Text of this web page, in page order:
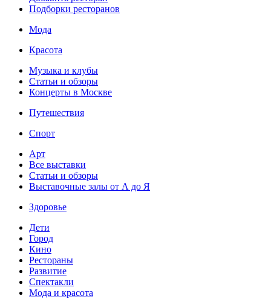
Подборки ресторанов
Мода
Красота
Музыка и клубы
Статьи и обзоры
Концерты в Москве
Путешествия
Спорт
Арт
Все выставки
Статьи и обзоры
Выставочные залы от А до Я
Здоровье
Дети
Город
Кино
Рестораны
Развитие
Спектакли
Мода и красота